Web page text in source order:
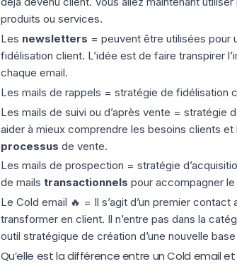
produits ou services.
Les newsletters = peuvent être utilisées pour
fidélisation client. L’idée est de faire transpirer
chaque email.
Les mails de rappels = stratégie de fidélisation
Les mails de suivi ou d’après vente = stratégie
aider à mieux comprendre les besoins clients
processus de vente.
Les mails de prospection = stratégie
de mails transactionnels pour accompagner
Le Cold email 🔥 = Il s’agit d’un premier
transformer en client. Il n’entre pas dans la
outil stratégique de création d’une nouvelle
Qu’elle est la différence entre un Cold email